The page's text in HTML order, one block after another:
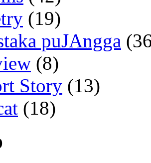
(19)
puJAngga
(8)
Story (13)
(18)